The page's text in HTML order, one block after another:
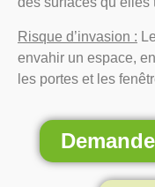
Risque d’invasion :
envahir un espace,
les portes et les